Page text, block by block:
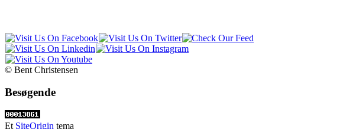
© Bent Christensen
Besøgende
Et SiteOrigin tema